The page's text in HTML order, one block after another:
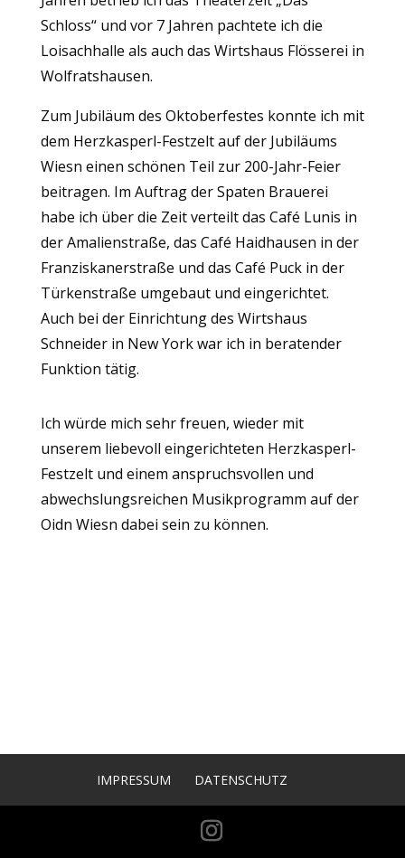
Schloss“ und vor 7 Jahren pachtete ich die
Loisachhalle als auch das Wirtshaus Flösserei in
Wolfratshausen.
Zum Jubiläum des Oktoberfestes konnte ich mit
dem Herzkasperl-Festzelt auf der Jubiläums
Wiesn einen schönen Teil zur 200-Jahr-Feier
beitragen. Im Auftrag der Spaten Brauerei
habe ich über die Zeit verteilt das Café Lunis in
der Amalienstraße, das Café Haidhausen in der
Franziskanerstraße und das Café Puck in der
Türkenstraße umgebaut und eingerichtet.
Auch bei der Einrichtung des Wirtshaus
Schneider in New York war ich in beratender
Funktion tätig.
Ich würde mich sehr freuen, wieder mit
unserem liebevoll eingerichteten Herzkasperl-
Festzelt und einem anspruchsvollen und
abwechslungsreichen Musikprogramm auf der
Oidn Wiesn dabei sein zu können.
IMPRESSUM DATENSCHUTZ